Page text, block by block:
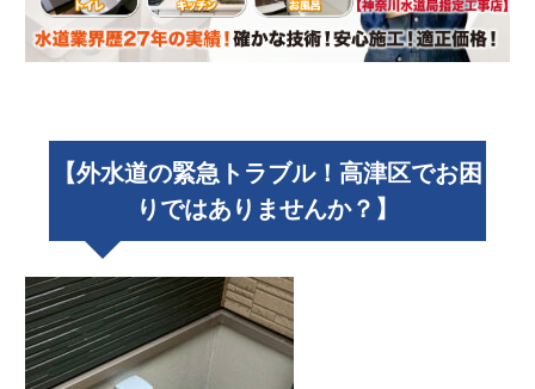
【外水道の緊急トラブル！高津区でお困
りではありませんか？】